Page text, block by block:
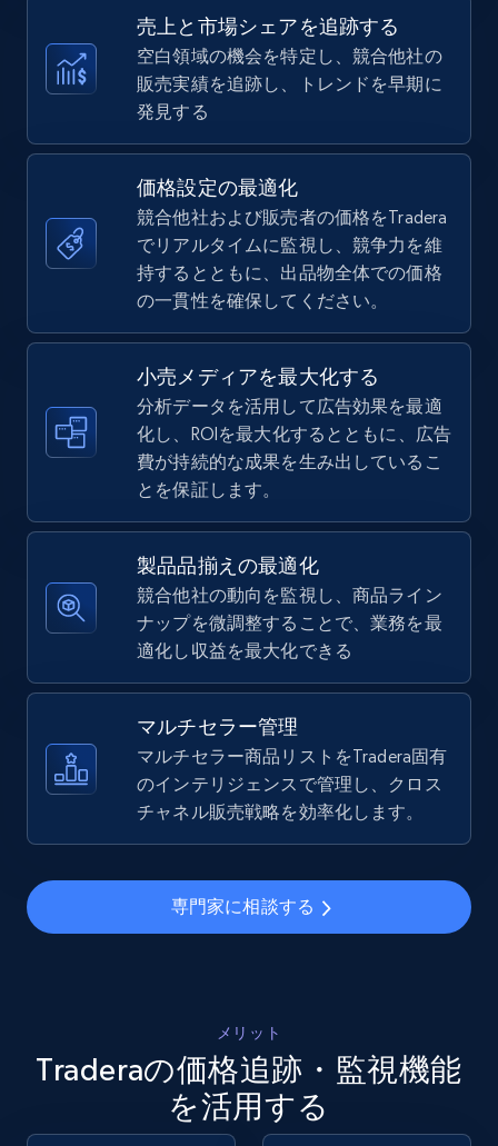
URL, Final price, Sku, Currency, Gtin,
Specifications, Image urls, Top reviews, and
more.
TikTok Shop
URL, Title, Available, Description, Currency, Initial
price, Final price, Discount percent, and more.
TikTok Shop - category
URL, Title, Available, Description, Currency, Initial
price, Final price, Discount percent, and more.
5.4K+ 667+ 今すぐ始める
TikTok Shop - Collect TikTok shop products
by keywords search
URL, Title, Available, Description, Currency, Initial
price, Final price, Discount percent, and more.
5.4K+ 667+ 今すぐ始める
5.4K+ 667+ 今すぐ始める
売上と市場シェアを追跡する
空白領域の機会を特定し、競合他社の
販売実績を追跡し、トレンドを早期に
発見する
価格設定の最適化
競合他社および販売者の価格をTradera
でリアルタイムに監視し、競争力を維
持するとともに、出品物全体での価格
の一貫性を確保してください。
小売メディアを最大化する
分析データを活用して広告効果を最適
化し、ROIを最大化するとともに、広告
費が持続的な成果を生み出しているこ
とを保証します。
製品品揃えの最適化
競合他社の動向を監視し、商品ライン
ナップを微調整することで、業務を最
適化し収益を最大化できる
マルチセラー管理
マルチセラー商品リストをTradera固有
のインテリジェンスで管理し、クロス
チャネル販売戦略を効率化します。
専門家に相談する
メリット
Traderaの価格追跡・監視機能
を活用する